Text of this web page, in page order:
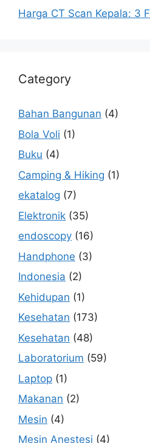
Harga CT Scan Kepala: 3
Category
Bahan Bangunan (4)
Bola Voli (1)
Buku (4)
Camping & Hiking (1)
ekatalog (7)
Elektronik (35)
endoscopy (16)
Handphone (3)
Indonesia (2)
Kehidupan (1)
Kesehatan (173)
Kesehatan (48)
Laboratorium (59)
Laptop (1)
Makanan (2)
Mesin (4)
Mesin Anestesi (4)